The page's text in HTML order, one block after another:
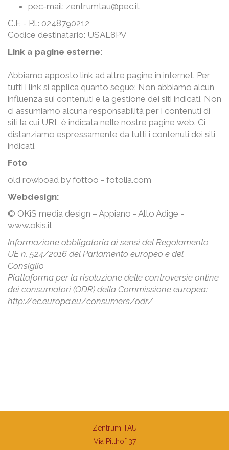
pec-mail: zentrumtau@pec.it
C.F. - P.l.: 0248790212
Codice destinatario: USAL8PV
Link a pagine esterne:
Abbiamo apposto link ad altre pagine in internet. Per
tutti i link si applica quanto segue: Non abbiamo alcun
influenza sui contenuti e la gestione dei siti indicati. Non
ci assumiamo alcuna responsabilità per i contenuti di
siti la cui URL è indicata nelle nostre pagine web. Ci
distanziamo espressamente da tutti i contenuti dei siti
indicati.
Foto
old rowboad by fottoo - fotolia.com
Webdesign:
© OKiS media design – Appiano - Alto Adige -
www.okis.it
Informazione obbligatoria ai sensi del Regolamento
UE n. 524/2016 del Parlamento europeo e del
Consiglio
Piattaforma per la risoluzione delle controversie online
dei consumatori (ODR) della Commissione europea:
http://ec.europa.eu/consumers/odr/
Zentrum TAU
Via Pillhof 37